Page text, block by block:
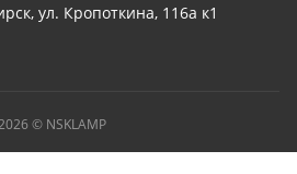
ул. Кропоткина, 116а к1
© NSKLAMP